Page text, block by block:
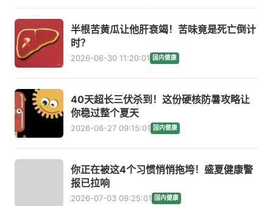
半根苦黄瓜让他肝衰竭！苦味竟是死亡倒计
时？
2026-06-30 11:20:01 国内健康
40天超长三伏杀到！这份硬核防暑攻略让
你稳过整个夏天
2026-06-27 09:15:01 国内健康
你正在被这4个习惯悄悄拖垮！盛夏健康警
报已拉响
2026-07-03 09:25:01 国内健康